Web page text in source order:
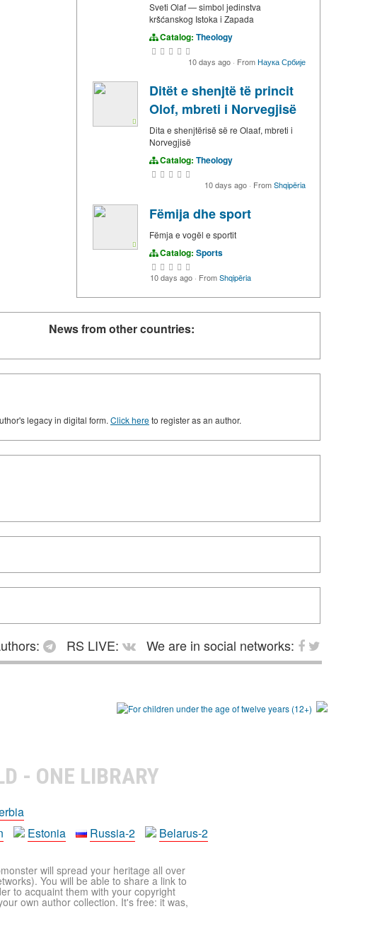
Sveti Olaf — simbol jedinstva
kršćanskog Istoka i Zapada
Catalog: Theology
10 days ago · FromНаука Србије
Ditët e shenjtë të princit
Olof, mbreti i Norvegjisë
Dita e shenjtërisë së re Olaaf, mbreti i
Norvegjisë
Catalog: Theology
10 days ago · FromShqipëria
Fëmija dhe sport
Fëmja e vogël e sportit
Catalog: Sports
10 days ago · FromShqipëria
News from other countries:
legacy in digital form.Click hereto register as an author.
RS LIVE:
We are in social networks:
- ONE LIBRARY
Estonia Russia-2 Belarus-2
will spread your heritage all over
You will be able to share a link to
to acquaint them with your copyright
own author collection. It's free: it was,